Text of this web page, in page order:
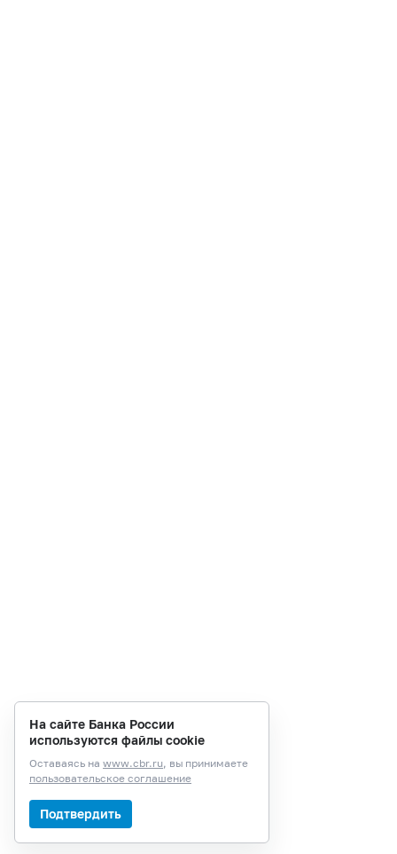
На сайте Банка России
используются файлы cookie
Оставаясь на www.cbr.ru, вы принимаете
пользовательское соглашение
Подтвердить